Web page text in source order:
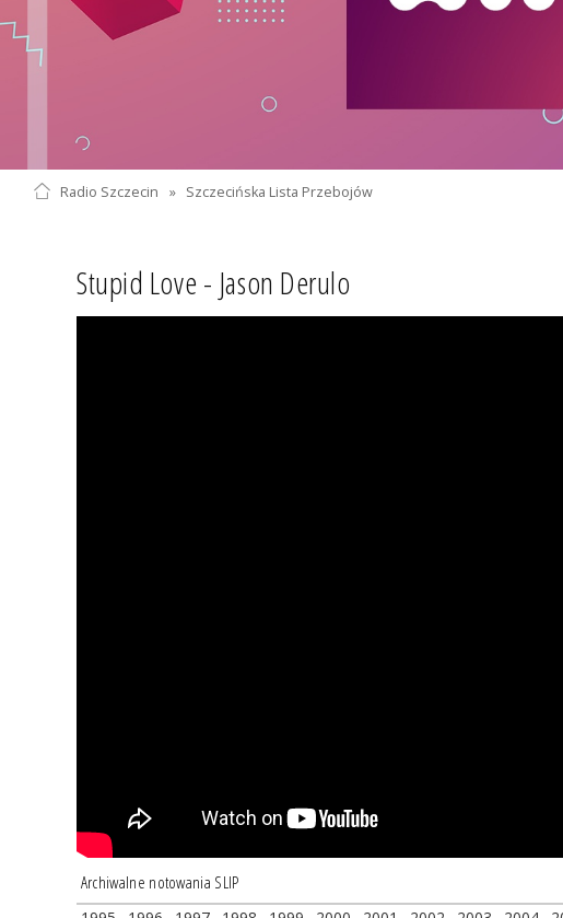
Radio Szczecin » Szczecińska Lista Przebojów
Stupid Love - Jason Derulo
Archiwalne notowania SLIP